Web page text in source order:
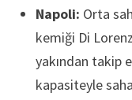
Napoli: Orta
kemiği Di
yakından takip
kapasiteyle